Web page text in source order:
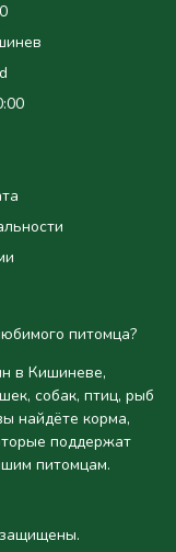
питомца?
в Кишиневе,
собак, птиц, рыб
найдёте корма,
поддержат
питомцам.